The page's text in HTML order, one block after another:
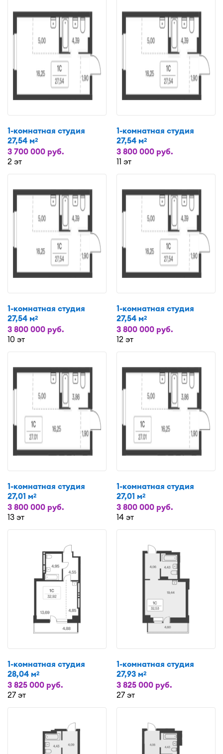
1-комнатная студия
27,54 м2
3 700 000 руб.
2 эт
1-комнатная студия
27,54 м2
3 800 000 руб.
11 эт
1-комнатная студия
27,54 м2
3 800 000 руб.
10 эт
1-комнатная студия
27,54 м2
3 800 000 руб.
12 эт
1-комнатная студия
27,01 м2
3 800 000 руб.
13 эт
1-комнатная студия
27,01 м2
3 800 000 руб.
14 эт
1-комнатная студия
28,04 м2
3 825 000 руб.
27 эт
1-комнатная студия
27,93 м2
3 825 000 руб.
27 эт